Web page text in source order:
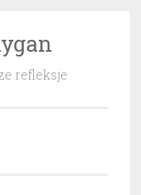
refleksje